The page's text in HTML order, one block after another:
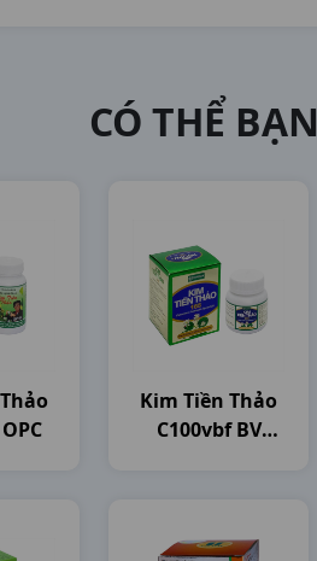
CÓ THỂ
Kim Tiền Thảo
C100vbf BV